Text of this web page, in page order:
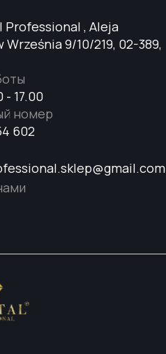
Professional , Aleja
9/10/219, 02-389,
- 17.00
602
номер